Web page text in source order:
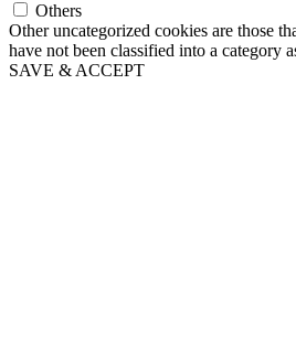
Others
Other uncategorized cookies are those
have not been classified into a category
SAVE & ACCEPT